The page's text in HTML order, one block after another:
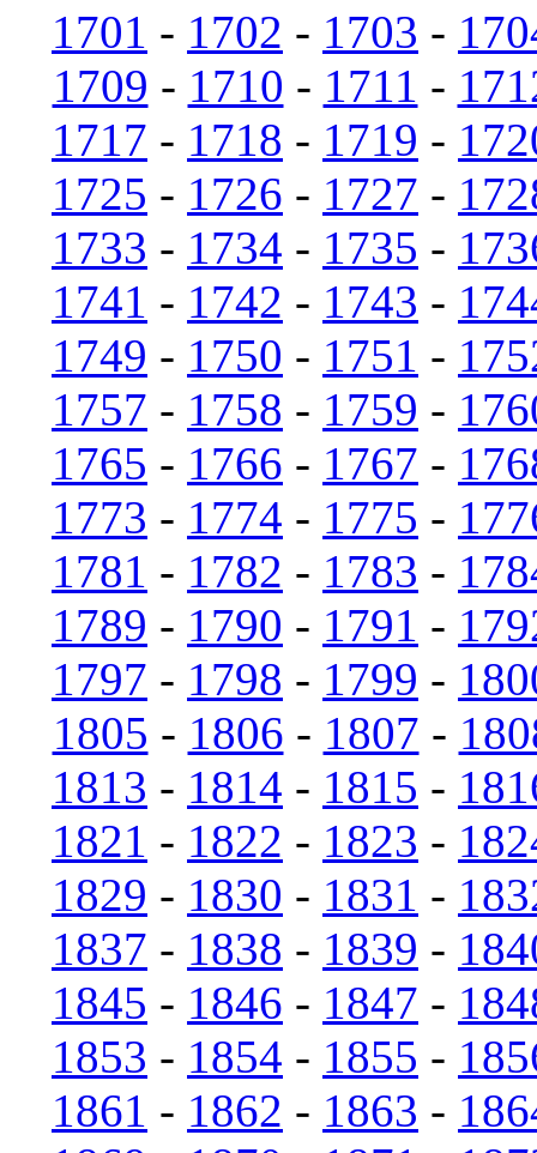
1701 - 1702 - 1703 -
1709 - 1710 - 1711 -
1717 - 1718 - 1719 -
1725 - 1726 - 1727 -
1733 - 1734 - 1735 -
1741 - 1742 - 1743 -
1749 - 1750 - 1751 -
1757 - 1758 - 1759 -
1765 - 1766 - 1767 -
1773 - 1774 - 1775 -
1781 - 1782 - 1783 -
1789 - 1790 - 1791 -
1797 - 1798 - 1799 -
1805 - 1806 - 1807 -
1813 - 1814 - 1815 -
1821 - 1822 - 1823 -
1829 - 1830 - 1831 -
1837 - 1838 - 1839 -
1845 - 1846 - 1847 -
1853 - 1854 - 1855 -
1861 - 1862 - 1863 -